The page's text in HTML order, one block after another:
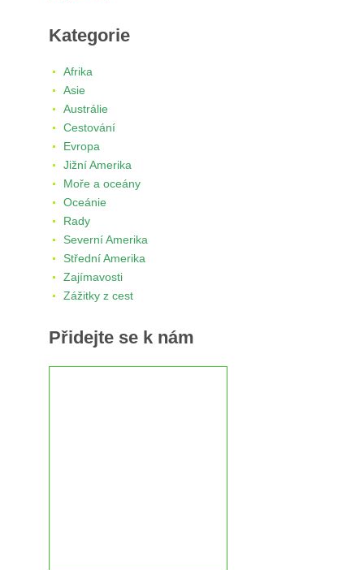
Kategorie
Afrika
Asie
Austrálie
Cestování
Evropa
Jižní Amerika
Moře a oceány
Oceánie
Rady
Severní Amerika
Střední Amerika
Zajímavosti
Zážitky z cest
Přidejte se k nám